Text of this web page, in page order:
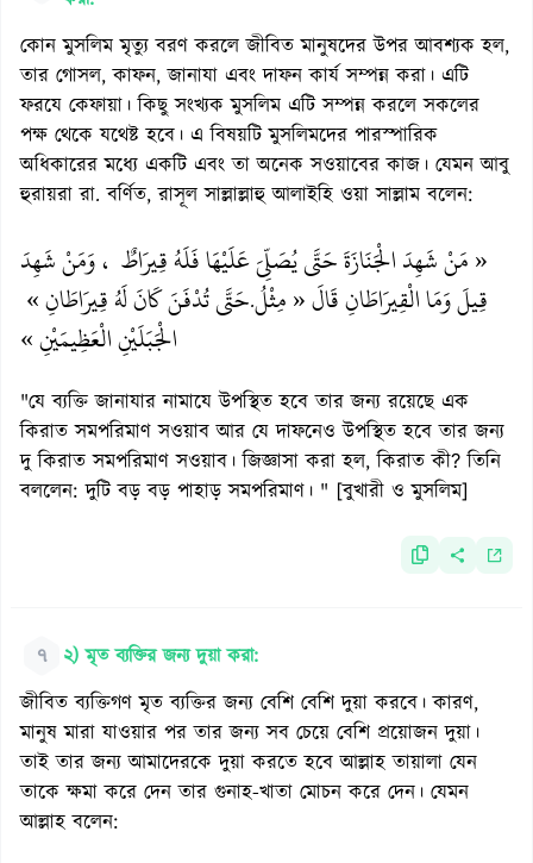
কোন মুসলিম মৃত্যু বরণ করলে জীবিত মানুষদের উপর আবশ্যক হল,
তার গোসল, কাফন, জানাযা এবং দাফন কার্য সম্পন্ন করা। এটি
ফরযে কেফায়া। কিছু সংখ্যক মুসলিম এটি সম্পন্ন করলে সকলের
পক্ষ থেকে যথেষ্ট হবে। এ বিষয়টি মুসলিমদের পারস্পারিক
অধিকারের মধ্যে একটি এবং তা অনেক সওয়াবের কাজ। যেমন আবু
হুরায়রা রা. বর্ণিত, রাসূল সাল্লাল্লাহু আলাইহি ওয়া সাল্লাম বলেন:
« مَنْ شَهِدَ الْجَنَازَةَ حَتَّى يُصَلِّىَ عَلَيْهَا فَلَهُ قِيرَاطٌ ، وَمَنْ شَهِدَ
حَتَّى تُدْفَنَ كَانَ لَهُ قِيرَاطَانِ ».قِيلَ وَمَا الْقِيرَاطَانِ قَالَ « مِثْلُ
الْجَبَلَيْنِ الْعَظِيمَيْنِ »
"যে ব্যক্তি জানাযার নামাযে উপস্থিত হবে তার জন্য রয়েছে এক
কিরাত সমপরিমাণ সওয়াব আর যে দাফনেও উপস্থিত হবে তার জন্য
দু কিরাত সমপরিমাণ সওয়াব। জিজ্ঞাসা করা হল, কিরাত কী? তিনি
বললেন: দুটি বড় বড় পাহাড় সমপরিমাণ। " [বুখারী ও মুসলিম]
৭ ২) মৃত ব্যক্তির জন্য দুয়া করা:
জীবিত ব্যক্তিগণ মৃত ব্যক্তির জন্য বেশি বেশি দুয়া করবে। কারণ,
মানুষ মারা যাওয়ার পর তার জন্য সব চেয়ে বেশি প্রয়োজন দুয়া।
তাই তার জন্য আমাদেরকে দুয়া করতে হবে আল্লাহ তায়ালা যেন
তাকে ক্ষমা করে দেন তার গুনাহ-খাতা মোচন করে দেন। যেমন
আল্লাহ বলেন: